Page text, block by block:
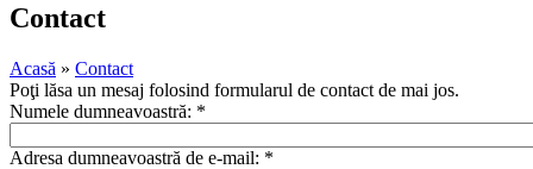
Contact
Acasă » Contact
Poţi lăsa un mesaj folosind formularul de contact de mai jos.
Numele dumneavoastră: *
Adresa dumneavoastră de e-mail: *